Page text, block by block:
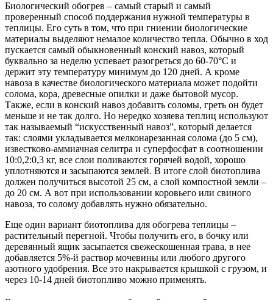
Биологический обогрев – самый старый и самый
проверенный способ поддержания нужной температуры в
теплицы. Его суть в том, что при гниении биологические
материалы выделяют немалое количество тепла. Обычно в ход
пускается самый обыкновенный конский навоз, который
буквально за неделю успевает разогреться до 60-70°С и
держит эту температуру минимум до 120 дней. А кроме
навоза в качестве биологического материала может подойти
солома, кора, древесные опилки и даже бытовой мусор.
Также, если в конский навоз добавить соломы, греть он будет
меньше и не так долго. Но нередко хозяева теплиц используют
так называемый “искусственный навоз”, который делается
так: слоями укладывается мелконарезанная солома (до 5 см),
известково-аммиачная селитра и суперфосфат в соотношении
10:0,2:0,3 кг, все слои поливаются горячей водой, хорошо
уплотняются и засыпаются землей. В итоге слой биотоплива
должен получиться высотой 25 см, а слой компостной земли –
до 20 см. А вот при использовании коровьего или свиного
навоза, то солому добавлять нужно обязательно.
Еще один вариант биотоплива для обогрева теплицы –
растительный перегной. Чтобы получить его, в бочку или
деревянный ящик засыпается свежескошенная трава, в нее
добавляется 5%-й раствор мочевины или любого другого
азотного удобрения. Все это накрывается крышкой с грузом, и
через 10-14 дней биотопливо можно применять.